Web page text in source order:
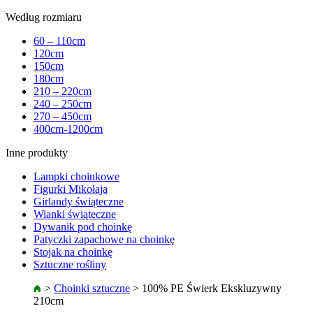
Według rozmiaru
60 – 110cm
120cm
150cm
180cm
210 – 220cm
240 – 250cm
270 – 450cm
400cm-1200cm
Inne produkty
Lampki choinkowe
Figurki Mikołaja
Girlandy świąteczne
Wianki świąteczne
Dywanik pod choinkę
Patyczki zapachowe na choinkę
Stojak na choinkę
Sztuczne rośliny
> Choinki sztuczne > 100% PE Świerk Ekskluzywny
210cm